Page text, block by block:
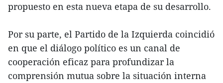
propuesto en esta nueva etapa de su desarrollo.
Por su parte, el Partido de la Izquierda coincidió
en que el diálogo político es un canal de
cooperación eficaz para profundizar la
comprensión mutua sobre la situación interna